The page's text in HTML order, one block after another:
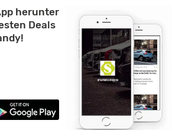
herunter
Deals